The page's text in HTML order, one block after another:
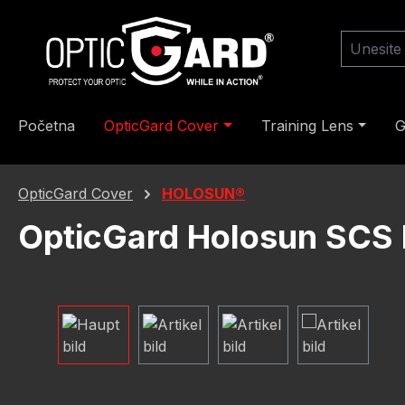
na glavni sadržaj
Preskoči na pretragu
Preskoči na glavnu navigaciju
Početna OpticGard Cover Training Lens
OpticGard Cover HOLOSUN®
OpticGard Holosun SCS
Preskoči galeriju slika